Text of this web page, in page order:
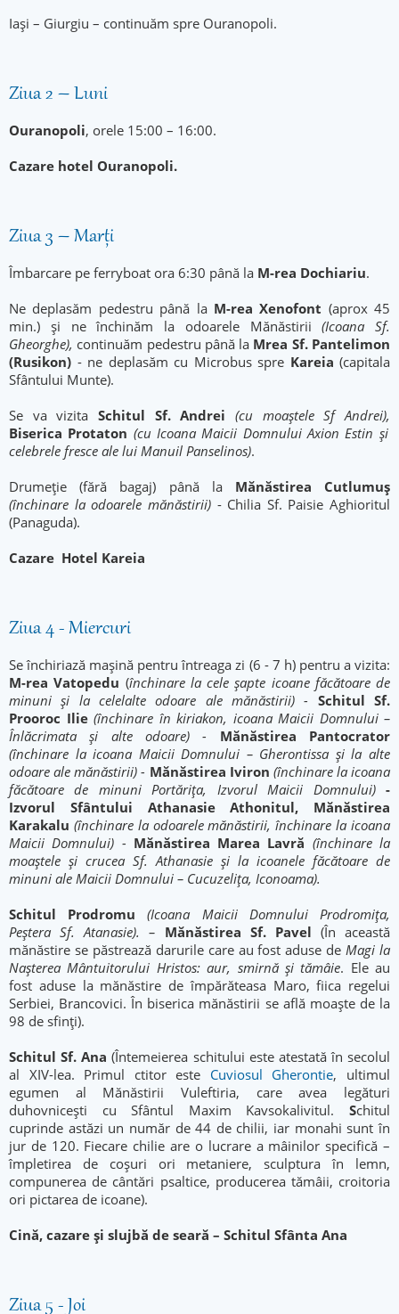
Iași – Giurgiu – continuăm spre Ouranopoli.
Ziua 2 – Luni
Ouranopoli, orele 15:00 – 16:00.
Cazare hotel Ouranopoli.
Ziua 3 – Marți
Îmbarcare pe ferryboat ora 6:30 până la M-rea Dochiariu.
Ne deplasăm pedestru până la M-rea Xenofont (aprox 45
min.) și ne închinăm la odoarele Mănăstirii(Icoana Sf.
Gheorghe), continuăm pedestru până la Mrea Sf. Pantelimon
(Rusikon) - ne deplasăm cu Microbus spre Kareia (capitala
Sfântului Munte).
Se va vizita Schitul Sf. Andrei (cu moaștele Sf Andrei),
Biserica Protaton (cu Icoana Maicii Domnului Axion Estin și
celebrele fresce ale lui Manuil Panselinos).
Drumeție (fără bagaj) până la Mănăstirea Cutlumuș
(închinare la odoarele mănăstirii) - Chilia Sf. Paisie Aghioritul
(Panaguda).
Cazare Hotel Kareia
Ziua 4 - Miercuri
Se închiriază mașină pentru întreaga zi (6 - 7 h) pentru a vizita:
M-rea Vatopedu (închinare la cele șapte icoane făcătoare de
minuni și la celelalte odoare ale mănăstirii) - Schitul Sf.
Prooroc Ilie (închinare în kiriakon, icoana Maicii Domnului –
Înlăcrimata și alte odoare) - Mănăstirea Pantocrator
(închinare la icoana Maicii Domnului – Gherontissa și la alte
odoare ale mănăstirii) - Mănăstirea Iviron (închinare la icoana
făcătoare de minuni Portărița, Izvorul Maicii Domnului) -
Izvorul Sfântului Athanasie Athonitul, Mănăstirea
Karakalu (închinare la odoarele mănăstirii, închinare la icoana
Maicii Domnului) - Mănăstirea Marea Lavră (închinare la
moaștele și crucea Sf. Athanasie și la icoanele făcătoare de
minuni ale Maicii Domnului – Cucuzeliţa, Iconoama).
Schitul Prodromu
(Icoana Maicii Domnului Prodromița,
Peștera Sf. Atanasie). – Mănăstirea Sf. Pavel (În această
mănăstire se păstrează darurile care au fost aduse deMagi la
Nașterea Mântuitorului Hristos: aur, smirnă și tămâie. Ele au
fost aduse la mănăstire de împărăteasa Maro, fiica regelui
Serbiei, Brancovici. În biserica mănăstirii se află moaște de la
98 de sfinți).
Schitul Sf. Ana (Întemeierea schitului este atestată în secolul
al XIV-lea. Primul ctitor este Cuviosul Gherontie, ultimul
egumen al Mănăstirii Vuleftiria, care avea legături
duhovniceşti cu Sfântul Maxim Kavsokalivitul. Schitul
cuprinde astăzi un număr de 44 de chilii, iar monahi sunt în
jur de 120. Fiecare chilie are o lucrare a mâinilor specifică –
împletirea de coşuri ori metaniere, sculptura în lemn,
compunerea de cântări psaltice, producerea tămâii, croitoria
ori pictarea de icoane).
Cină, cazare și slujbă de seară – Schitul Sfânta Ana
Ziua 5 - Joi